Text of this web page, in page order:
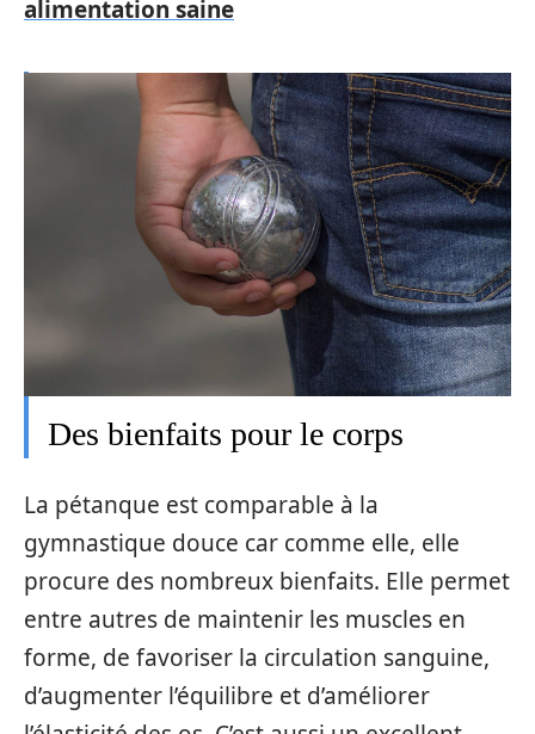
alimentation saine
Des bienfaits pour le corps
La pétanque est comparable à la
gymnastique douce car comme elle, elle
procure des nombreux bienfaits. Elle permet
entre autres de maintenir les muscles en
forme, de favoriser la circulation sanguine,
d’augmenter l’équilibre et d’améliorer